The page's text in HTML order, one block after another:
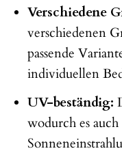
Verschiedene
verschiedenen
passende
individuellen
UV-beständig:
wodurch es